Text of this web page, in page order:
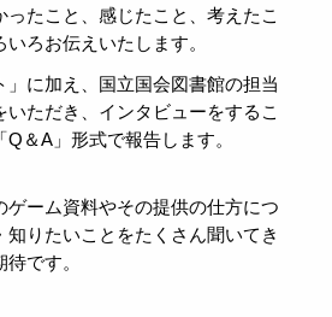
たこと、感じたこと、考えたこ
ろお伝えいたします。
」に加え、国立国会図書館の担当
ただき、インタビューをするこ
＆A」形式で報告します。
ゲーム資料やその提供の仕方につ
知りたいことをたくさん聞いてき
です。